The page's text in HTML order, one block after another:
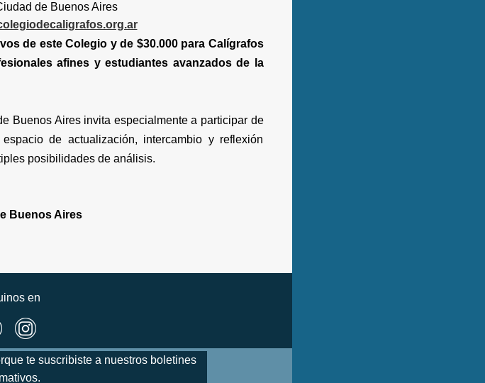
de Buenos Aires
de este Colegio y de $30.000 para Calígrafos
afines y estudiantes avanzados de la
Buenos Aires invita especialmente a participar de
de actualización, intercambio y reflexión
posibilidades de análisis.
Buenos Aires
en
te suscribiste a nuestros boletines